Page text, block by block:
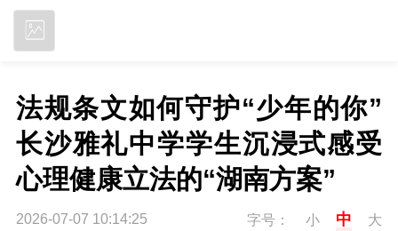
法规条文如何守护“少年的你”
长沙雅礼中学学生沉浸式感受
心理健康立法的“湖南方案”
2026-07-07 10:14:25 字号： 小 中 大